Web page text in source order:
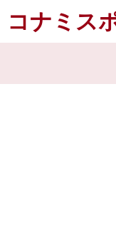
コナミス